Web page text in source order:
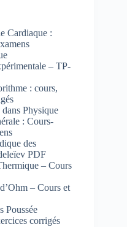
Cardiaque :
– TP-
: cours,
dans Physique
: Cours-
des
PDF
– Cours
– Cours et
Poussée
corrigés